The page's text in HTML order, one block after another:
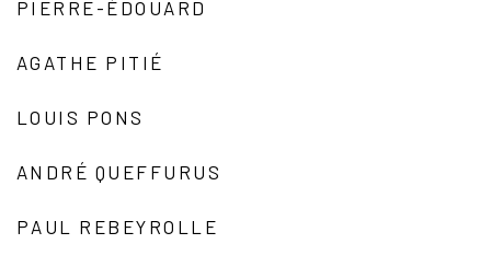
PIERRE-ÉDOUARD
AGATHE PITIÉ
LOUIS PONS
ANDRÉ QUEFFURUS
PAUL REBEYROLLE